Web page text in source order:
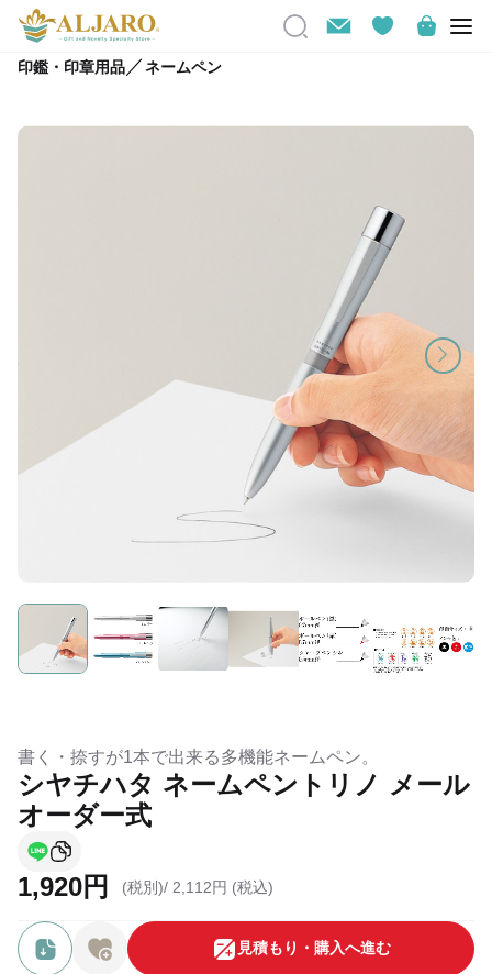
印鑑・印章用品／ネームペン
書く・捺すが1本で出来る多機能ネームペン。
シヤチハタ ネームペントリノ メール
オーダー式
1,920円 (税別)/ 2,112円 (税込)
⾒積もり・購⼊へ進む